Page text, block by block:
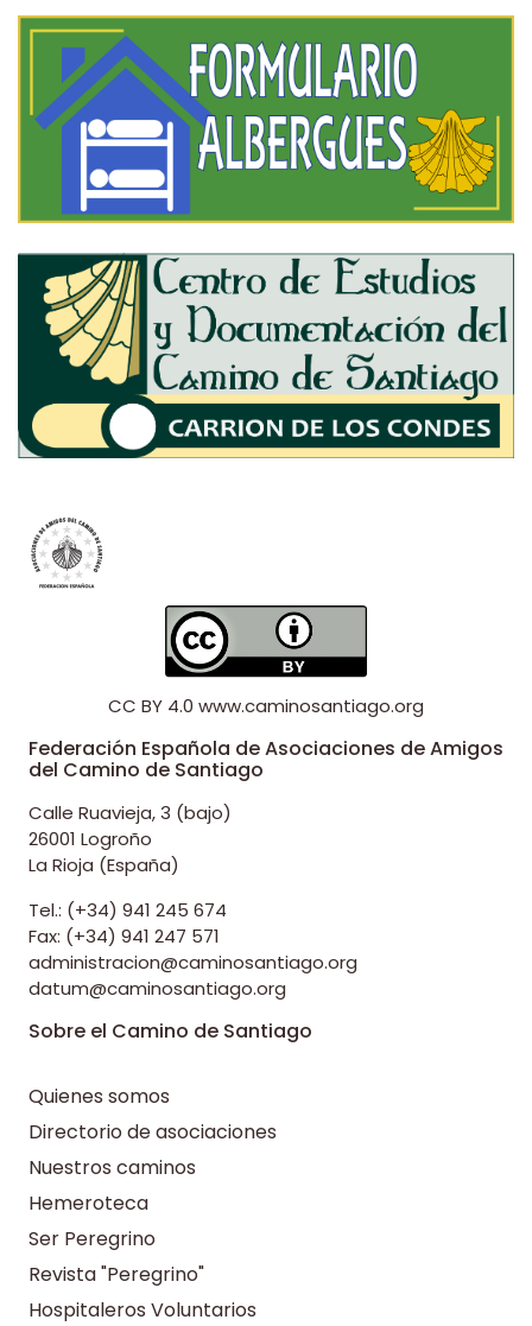
CC BY 4.0 www.caminosantiago.org
Federación Española de Asociaciones de Amigos
del Camino de Santiago
Calle Ruavieja, 3 (bajo)
26001 Logroño
La Rioja (España)
Tel.: (+34) 941 245 674
Fax: (+34) 941 247 571
administracion@caminosantiago.org
datum@caminosantiago.org
Sobre el Camino de Santiago
Quienes somos
Directorio de asociaciones
Nuestros caminos
Hemeroteca
Ser Peregrino
Revista "Peregrino"
Hospitaleros Voluntarios